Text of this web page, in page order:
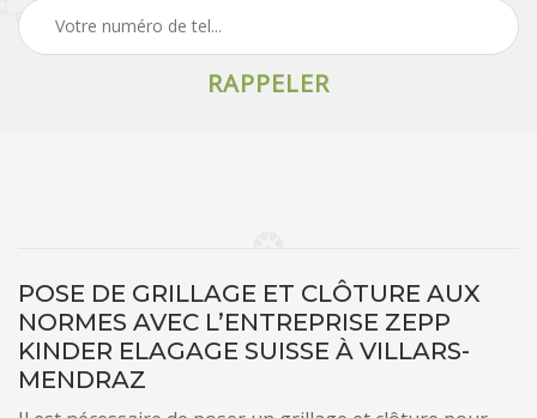
POSE DE GRILLAGE ET CLÔTURE AUX
NORMES AVEC L’ENTREPRISE ZEPP
KINDER ELAGAGE SUISSE À VILLARS-
MENDRAZ